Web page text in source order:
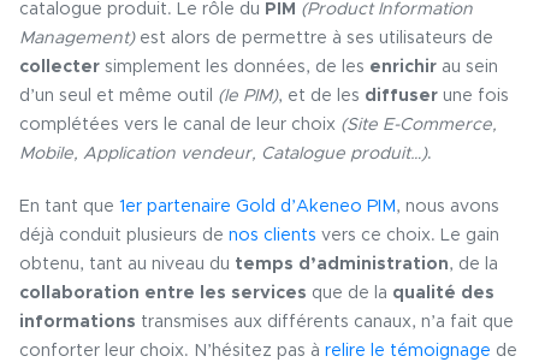
catalogue produit. Le rôle du PIM (Product Information
Management)est alors de permettre à ses utilisateurs de
collecter simplement les données, de les enrichir au sein
d’un seul et même outil (le PIM), et de les diffuser une fois
complétées vers le canal de leur choix (Site E-Commerce,
Mobile, Application vendeur, Catalogue produit…).
En tant que 1er partenaire Gold d’Akeneo PIM , nous avons
déjà conduit plusieurs de nos clients vers ce choix. Le gain
obtenu, tant au niveau du temps d’administration, de la
collaboration entre les services que de la qualité des
informations transmises aux différents canaux, n’a fait que
conforter leur choix. N’hésitez pas à relire le témoignage de